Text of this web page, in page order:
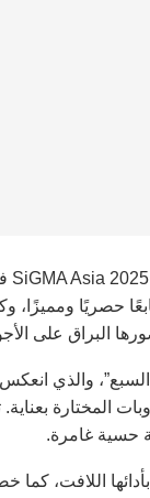
حصريًا ومميزًا،
البراق على
والذي
المختارة
حسية غامرة.